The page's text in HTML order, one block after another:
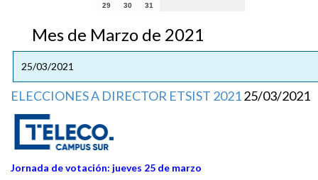
29
30 31
Mes de Marzo de 2021
25/03/2021
ELECCIONES A DIRECTOR ETSIST 202125/03/2021
Jornada de votación: jueves 25 de marzo